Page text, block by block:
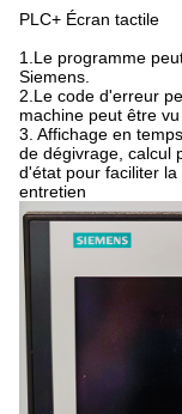
PLC+ Écran tactile
1.Le programme
Siemens.
2.Le code d'erreur
machine peut être
3. Affichage en
de dégivrage, calcul
d'état pour faciliter la
entretien